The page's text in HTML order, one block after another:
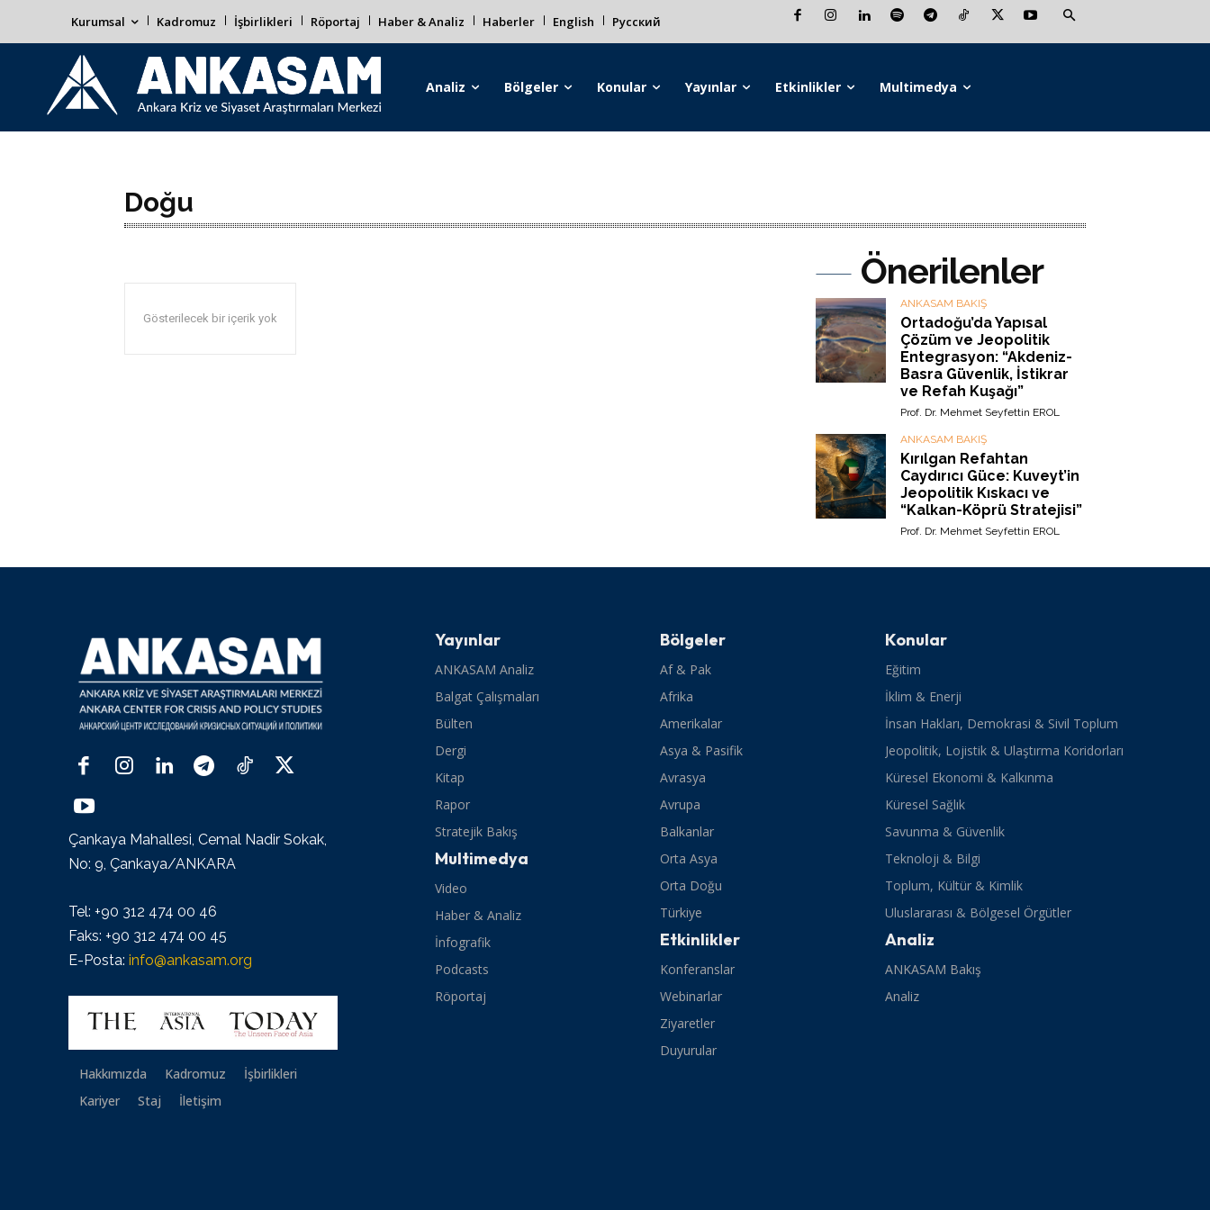
Kurumsal Kadromuz İşbirlikleri Röportaj Haber & Analiz Haberler English Русский
Analiz Bölgeler Konular Yayınlar Etkinlikler Multimedya
Doğu
Gösterilecek bir içerik yok
Önerilenler
ANKASAM BAKIŞ
Ortadoğu’da Yapısal
Çözüm ve Jeopolitik
Entegrasyon: “Akdeniz-
Basra Güvenlik, İstikrar
ve Refah Kuşağı”
Prof. Dr. Mehmet Seyfettin EROL
ANKASAM BAKIŞ
Kırılgan Refahtan
Caydırıcı Güce: Kuveyt’in
Jeopolitik Kıskacı ve
“Kalkan-Köprü Stratejisi”
Prof. Dr. Mehmet Seyfettin EROL
Çankaya Mahallesi, Cemal Nadir Sokak,
No: 9, Çankaya/ANKARA
Tel: +90 312 474 00 46
Faks: +90 312 474 00 45
E-Posta: info@ankasam.org
Hakkımızda Kadromuz
İşbirlikleri
Kariyer
Staj İletişim
Yayınlar
ANKASAM Analiz
Balgat Çalışmaları
Bülten
Dergi
Kitap
Rapor
Stratejik Bakış
Multimedya
Video
Haber & Analiz
İnfografik
Podcasts
Röportaj
Bölgeler
Af & Pak
Afrika
Amerikalar
Asya & Pasifik
Avrasya
Avrupa
Balkanlar
Orta Asya
Orta Doğu
Türkiye
Etkinlikler
Konferanslar
Webinarlar
Ziyaretler
Duyurular
Konular
Eğitim
İklim & Enerji
İnsan Hakları, Demokrasi & Sivil Toplum
Jeopolitik, Lojistik & Ulaştırma Koridorları
Küresel Ekonomi & Kalkınma
Küresel Sağlık
Savunma & Güvenlik
Teknoloji & Bilgi
Toplum, Kültür & Kimlik
Uluslararası & Bölgesel Örgütler
Analiz
ANKASAM Bakış
Analiz